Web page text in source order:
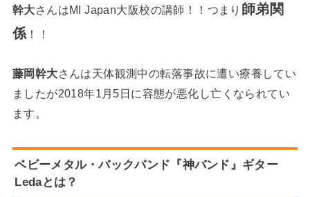
幹大さんはMI Japan大阪校の講師！！つまり 師弟関
係 ！！
藤岡幹大さんは天体観測中の転落事故に遭い療養してい
ましたが2018年1月5日に容態が悪化し亡くなられてい
ます。
ベビーメタル・バックバンド『神バンド』ギター
Ledaとは？